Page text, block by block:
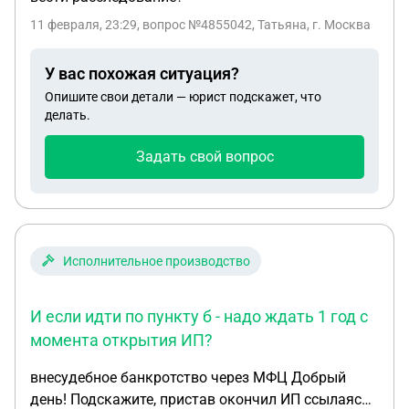
11 февраля, 23:29, вопрос №4855042, Татьяна, г. Москва
У вас похожая ситуация?
Опишите свои детали — юрист подскажет, что
делать.
Задать свой вопрос
Исполнительное производство
И если идти по пункту б - надо ждать 1 год с
момента открытия ИП?
внесудебное банкротство через МФЦ Добрый
день! Подскажите, пристав окончил ИП ссылаясь